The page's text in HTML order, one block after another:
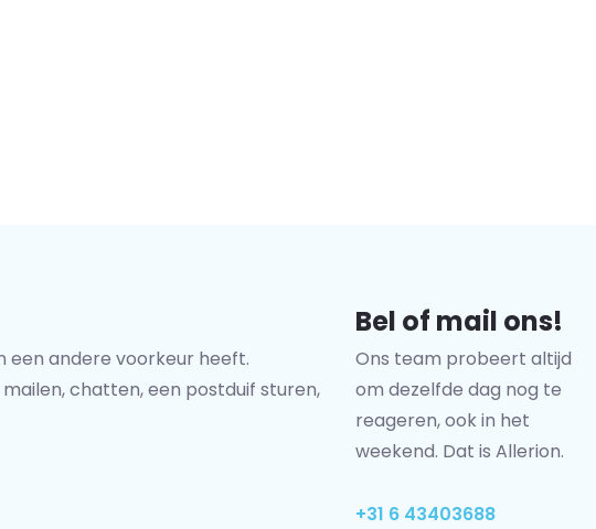
een andere voorkeur heeft.
chatten, een postduif sturen,
Bel of mail ons!
Ons team probeert altijd
om dezelfde dag nog te
reageren, ook in het
weekend. Dat is Allerion.
+31 6 43403688